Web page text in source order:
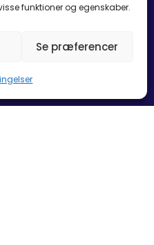
funktioner og egenskaber.
Se præferencer